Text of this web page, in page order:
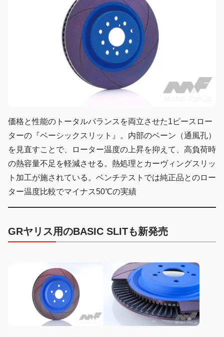
価格と性能のトータルバランスを両立させた1ピースロー
ターの『ベーシックスリット』。内部のベーン（通風孔）
を見直すことで、ローター温度の上昇を抑えて、高負荷時
の熱容量不足を軽減させる。熱処理とカーヴィングスリッ
ト加工が施されている。ベンチテストでは純正品とのロー
ター温度比較でマイナス50℃の実績
GRヤリス用のBASIC SLITも新発売